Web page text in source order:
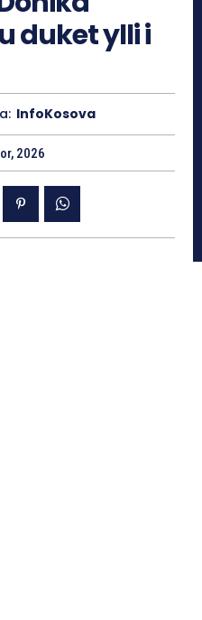
duket ylli i
InfoKosova
2026